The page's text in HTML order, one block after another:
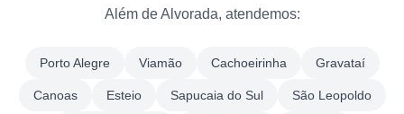
Além de Alvorada, atendemos:
Porto Alegre Viamão Cachoeirinha Gravataí
Canoas Esteio Sapucaia do Sul São Leopoldo